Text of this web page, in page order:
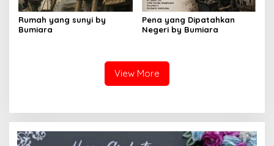
Rumah yang sunyi by
Bumiara
Pena yang Dipatahkan
Negeri by Bumiara
View More